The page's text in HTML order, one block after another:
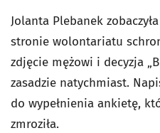
Jolanta Plebanek
stronie wolontariatu
zdjęcie mężowi i decyzja
zasadzie natychmiast.
do wypełnienia ankietę,
zmroziła.